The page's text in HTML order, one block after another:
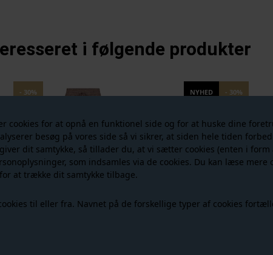
cookies for at opnå en funktionel side og for at huske dine
besøg på vores side så vi sikrer, at siden hele tiden
dit samtykke, så tillader du, at vi sætter cookies (enten i
som indsamles via de cookies. Du kan læse mere
at trække dit samtykke tilbage.
til eller fra. Navnet på de forskellige typer af cookies
i følgende produkter
- 30% NYHED - 30%